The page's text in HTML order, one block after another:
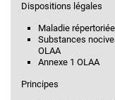
Dispositions légales
Maladie
Substances
OLAA
Annexe 1 OLAA
Principes